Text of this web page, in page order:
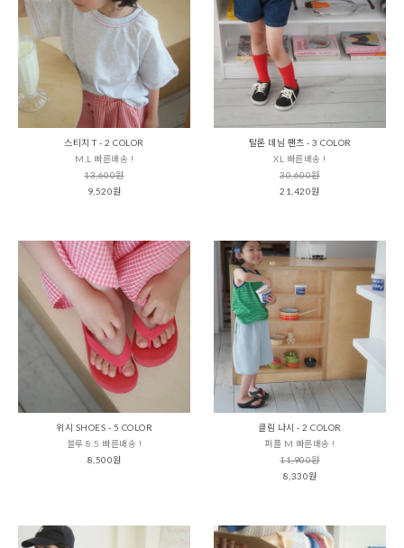
스티치 T - 2 COLOR
M,L 빠른배송 !
13,600원
9,520원
탈론 데님 팬츠 - 3 COLOR
XL 빠른배송 !
30,600원
21,420원
위시 SHOES - 5 COLOR
블루 8.5 빠른배송 !
8,500원
클림 나시 - 2 COLOR
퍼플 M 빠른배송 !
11,900원
8,330원